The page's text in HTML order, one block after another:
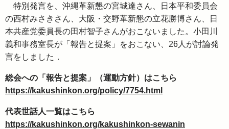
特別発言を、沖縄革新懇の宮城達さん、日本平和委員会
の西村みさきさん、大阪・交野革新懇の立花勝博さん、日
本共産党委員長の田村智子さんがおこないました。小田川
義和事務室長が「報告と提案」をおこない、26人が討論発
言をしました．
総会への「報告と提案」（運動方針）はこちら
https://kakushinkon.org/policy/7754.html
代表世話人一覧はこちら
https://kakushinkon.org/kakushinkon-sewanin